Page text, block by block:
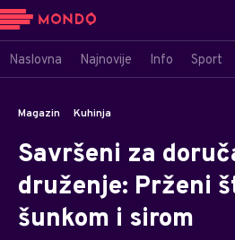
Naslovna Najnovije Info Sport
Magazin Kuhinja
Savršeni za
druženje: Prženi
šunkom i sirom